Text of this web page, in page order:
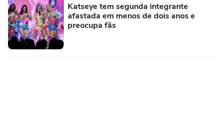
Katseye tem segunda integrante
afastada em menos de dois anos e
preocupa fãs